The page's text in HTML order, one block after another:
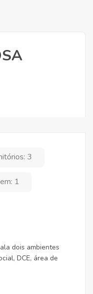
3
1
dois ambientes
DCE, área de